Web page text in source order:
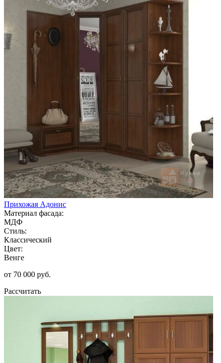
Прихожая Адонис
Материал фасада:
МДФ
Стиль:
Классический
Цвет:
Венге
от 70 000 руб.
Рассчитать